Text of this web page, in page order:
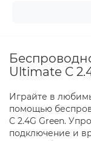
Ultimate C
Играйте в
помощью
C 2.4G Green.
подключение и